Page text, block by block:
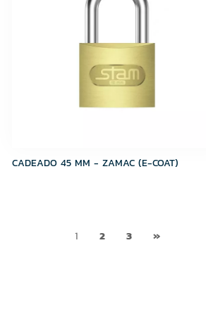
CADEADO 45 MM - ZAMAC (E-COAT)
1 2 3 »